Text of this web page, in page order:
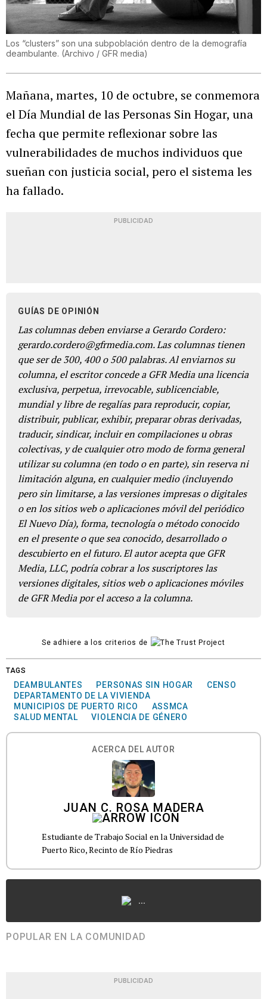
Los “clusters” son una subpoblación dentro de la demografía
deambulante. (Archivo / GFR media)
Mañana, martes, 10 de octubre, se conmemora
el Día Mundial de las Personas Sin Hogar, una
fecha que permite reflexionar sobre las
vulnerabilidades de muchos individuos que
sueñan con justicia social, pero el sistema les
ha fallado.
PUBLICIDAD
GUÍAS DE OPINIÓN
Las columnas deben enviarse a Gerardo Cordero:
gerardo.cordero@gfrmedia.com. Las columnas tienen
que ser de 300, 400 o 500 palabras. Al enviarnos su
columna, el escritor concede a GFR Media una licencia
exclusiva, perpetua, irrevocable, sublicenciable,
mundial y libre de regalías para reproducir, copiar,
distribuir, publicar, exhibir, preparar obras derivadas,
traducir, sindicar, incluir en compilaciones u obras
colectivas, y de cualquier otro modo de forma general
utilizar su columna (en todo o en parte), sin reserva ni
limitación alguna, en cualquier medio (incluyendo
pero sin limitarse, a las versiones impresas o digitales
o en los sitios web o aplicaciones móvil del periódico
El Nuevo Día), forma, tecnología o método conocido
en el presente o que sea conocido, desarrollado o
descubierto en el futuro. El autor acepta que GFR
Media, LLC, podría cobrar a los suscriptores las
versiones digitales, sitios web o aplicaciones móviles
de GFR Media por el acceso a la columna.
Se adhiere a los criterios de
TAGS
DEAMBULANTES PERSONAS SIN HOGAR
CENSO
DEPARTAMENTO DE LA VIVIENDA
MUNICIPIOS DE PUERTO RICO
ASSMCA
SALUD MENTAL
VIOLENCIA DE GÉNERO
ACERCA DEL AUTOR
JUAN C. ROSA MADERA
Estudiante de Trabajo Social en la Universidad de
Puerto Rico, Recinto de Río Piedras
...
POPULAR EN LA COMUNIDAD
PUBLICIDAD